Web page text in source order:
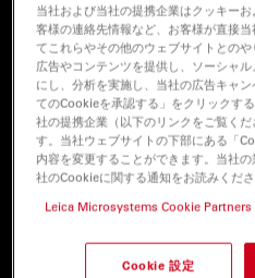
当社および当社の提携企業はクッキー
客様の連絡先情報など、お客様が直接
てこれらやその他のウェブサイトとの
広告やコンテンツを提供し、ソーシャ
にし、分析を実施し、当社の広告キャ
てのCookieを承認する」をクリックす
社の提携企業（以下のリンクをご覧く
す。当社ウェブサイトの下部にある「
内容を変更することができます。当社
社のCookieに関する通知をお読みくだ
Leica Microsystems Cookie Partners
Cookie 設定